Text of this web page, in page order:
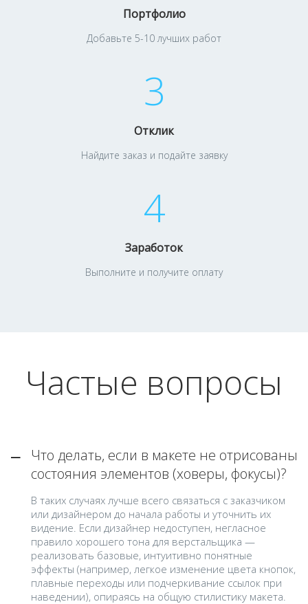
Портфолио
Добавьте 5-10 лучших работ
3
Отклик
Найдите заказ и подайте заявку
4
Заработок
Выполните и получите оплату
Частые вопросы
Что делать, если в макете не отрисованы
состояния элементов (ховеры, фокусы)?
В таких случаях лучше всего связаться с заказчиком
или дизайнером до начала работы и уточнить их
видение. Если дизайнер недоступен, негласное
правило хорошего тона для верстальщика —
реализовать базовые, интуитивно понятные
эффекты (например, легкое изменение цвета кнопок,
плавные переходы или подчеркивание ссылок при
наведении), опираясь на общую стилистику макета.